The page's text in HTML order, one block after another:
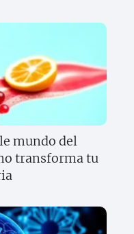
mundo del
transforma tu